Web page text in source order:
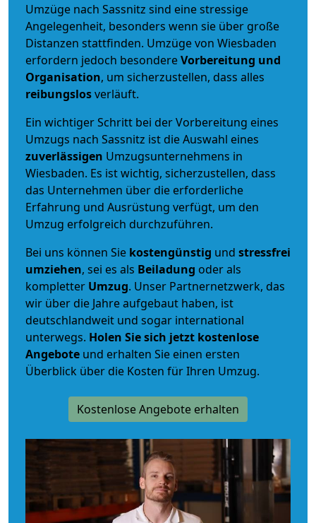
Umzüge nach Sassnitz sind eine stressige
Angelegenheit, besonders wenn sie über große
Distanzen stattfinden. Umzüge von Wiesbaden
erfordern jedoch besondereVorbereitung und
Organisation, um sicherzustellen, dass alles
reibungslosverläuft.
Ein wichtiger Schritt bei der Vorbereitung eines
Umzugs nach Sassnitz ist die Auswahl eines
zuverlässigen Umzugsunternehmens in
Wiesbaden. Es ist wichtig, sicherzustellen, dass
das Unternehmen über die erforderliche
Erfahrung und Ausrüstung verfügt, um den
Umzug erfolgreich durchzuführen.
Bei uns können Sie kostengünstig und stressfrei
umziehen, sei es als Beiladung oder als
kompletter Umzug. Unser Partnernetzwerk, das
wir über die Jahre aufgebaut haben, ist
deutschlandweit und sogar international
unterwegs. Holen Sie sich jetzt kostenlose
Angebote und erhalten Sie einen ersten
Überblick über die Kosten für Ihren Umzug.
Kostenlose Angebote erhalten